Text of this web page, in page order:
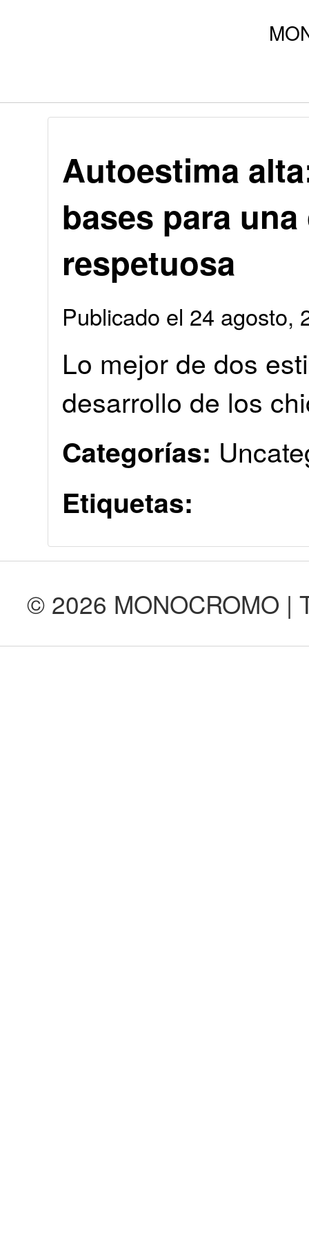
Autoestima
bases para
respetuosa
Publicado el 24 agosto,
Lo mejor de dos
desarrollo de los
Categorías:
Etiquetas:
© 2026 MONOCROMO |